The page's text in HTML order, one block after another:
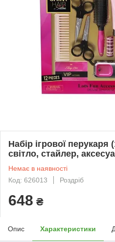
Набір ігрової перукаря
світло, стайлер,
Немає в наявності
Код: 626013
Роздріб
648 ₴
Опис Характеристики